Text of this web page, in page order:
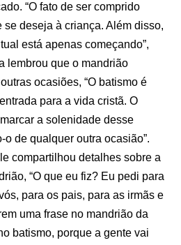
“O fato de ser comprido
se deseja à criança. Além disso,
está apenas começando”,
lembrou que o mandrião
ocasiões, “O batismo é
para a vida cristã. O
a solenidade desse
de qualquer outra ocasião”.
compartilhou detalhes sobre a
“O que eu fiz? Eu pedi para
para os pais, para as irmãs e
uma frase no mandrião da
batismo, porque a gente vai